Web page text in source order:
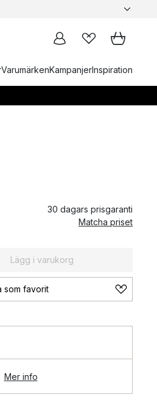
VarumärkenKampanjerInspiration
30 dagars prisgaranti
Matcha priset
Lägg i varukorg
som favorit
Mer info